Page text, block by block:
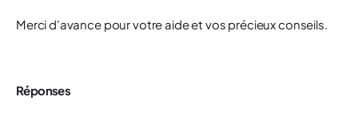
Merci d'avance pour votre aide et vos précieux conseils.
Réponses